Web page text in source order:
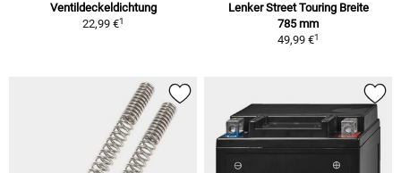
Ventildeckeldichtung
22,99 €1
Lenker Street Touring Breite
785 mm
49,99 €1